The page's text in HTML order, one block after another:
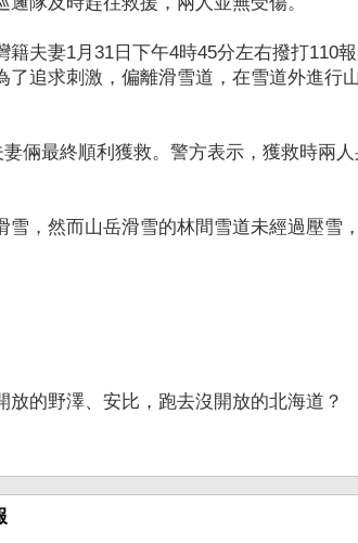
夫妻1月31日下午4時45分左右撥打110
追求刺激，偏離滑雪道，在雪道外進行
倆最終順利獲救。警方表示，獲救時兩人
，然而山岳滑雪的林間雪道未經過壓雪
的野澤、安比，跑去沒開放的北海道？